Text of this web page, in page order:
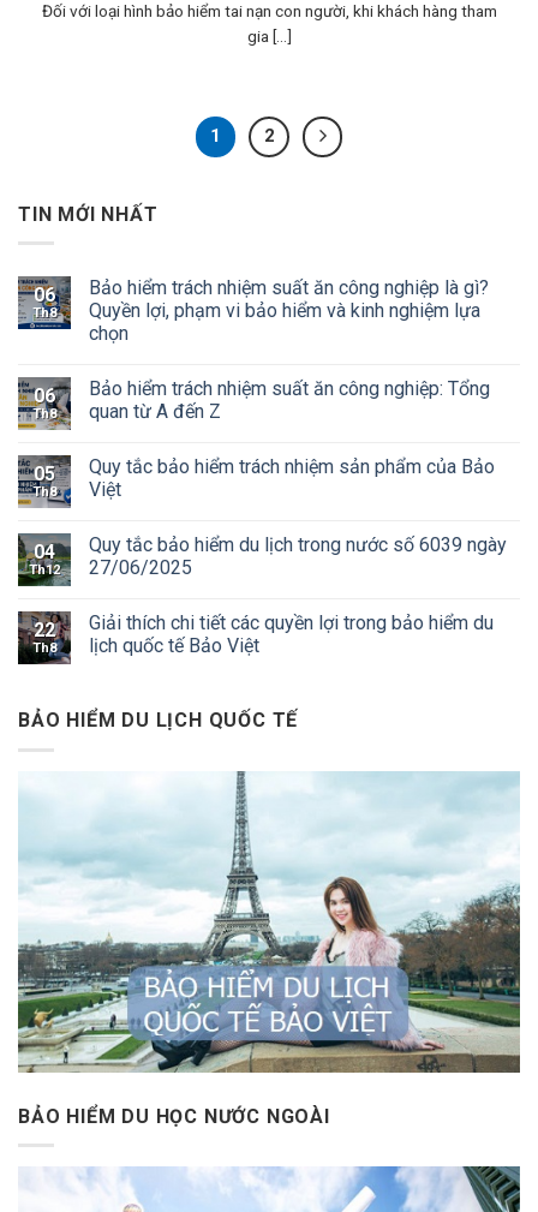
Đối với loại hình bảo hiểm tai nạn con người, khi khách hàng tham
gia [...]
1 2
TIN MỚI NHẤT
06
Th8
Bảo hiểm trách nhiệm suất ăn công nghiệp là gì?
Quyền lợi, phạm vi bảo hiểm và kinh nghiệm lựa
chọn
06
Th8
Bảo hiểm trách nhiệm suất ăn công nghiệp: Tổng
quan từ A đến Z
05
Th8
Quy tắc bảo hiểm trách nhiệm sản phẩm của Bảo
Việt
04
Th12
Quy tắc bảo hiểm du lịch trong nước số 6039 ngày
27/06/2025
22
Th8
Giải thích chi tiết các quyền lợi trong bảo hiểm du
lịch quốc tế Bảo Việt
BẢO HIỂM DU LỊCH QUỐC TẾ
BẢO HIỂM DU HỌC NƯỚC NGOÀI